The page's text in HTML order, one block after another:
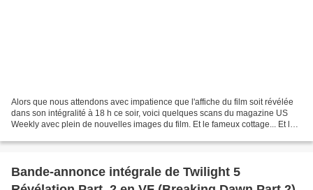
Alors que nous attendons avec impatience que l'affiche du film soit révélée
dans son intégralité à 18 h ce soir, voici quelques scans du magazine US
Weekly avec plein de nouvelles images du film. Et le fameux cottage... Et le
Bande-annonce intégrale de Twilight 5